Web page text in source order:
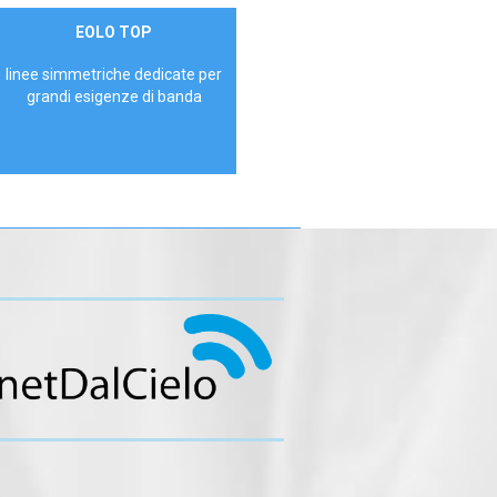
ContattaciEOLO TOP
linee simmetriche dedicate per
grandi esigenze di banda